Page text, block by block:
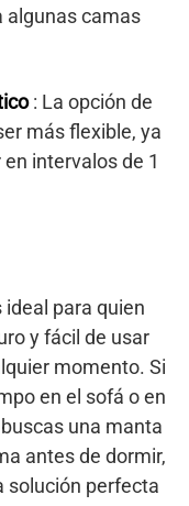
algunas camas
: La opción de
más flexible, ya
intervalos de 1
para quien
y fácil de usar
momento. Si
en el sofá o en
una manta
antes de dormir,
solución perfecta